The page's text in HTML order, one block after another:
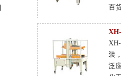
百
装
泛